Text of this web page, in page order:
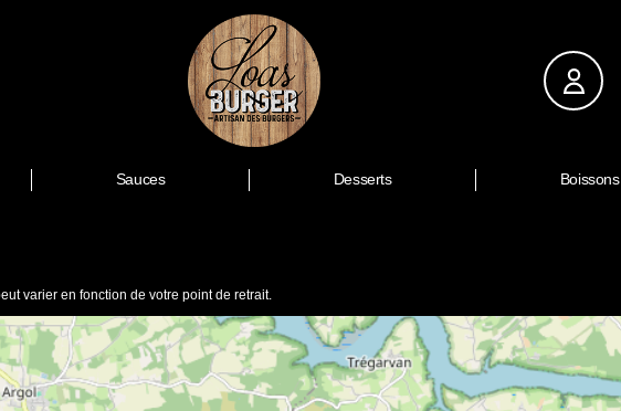
Sauces Desserts Boissons
varier en fonction de votre point de retrait.